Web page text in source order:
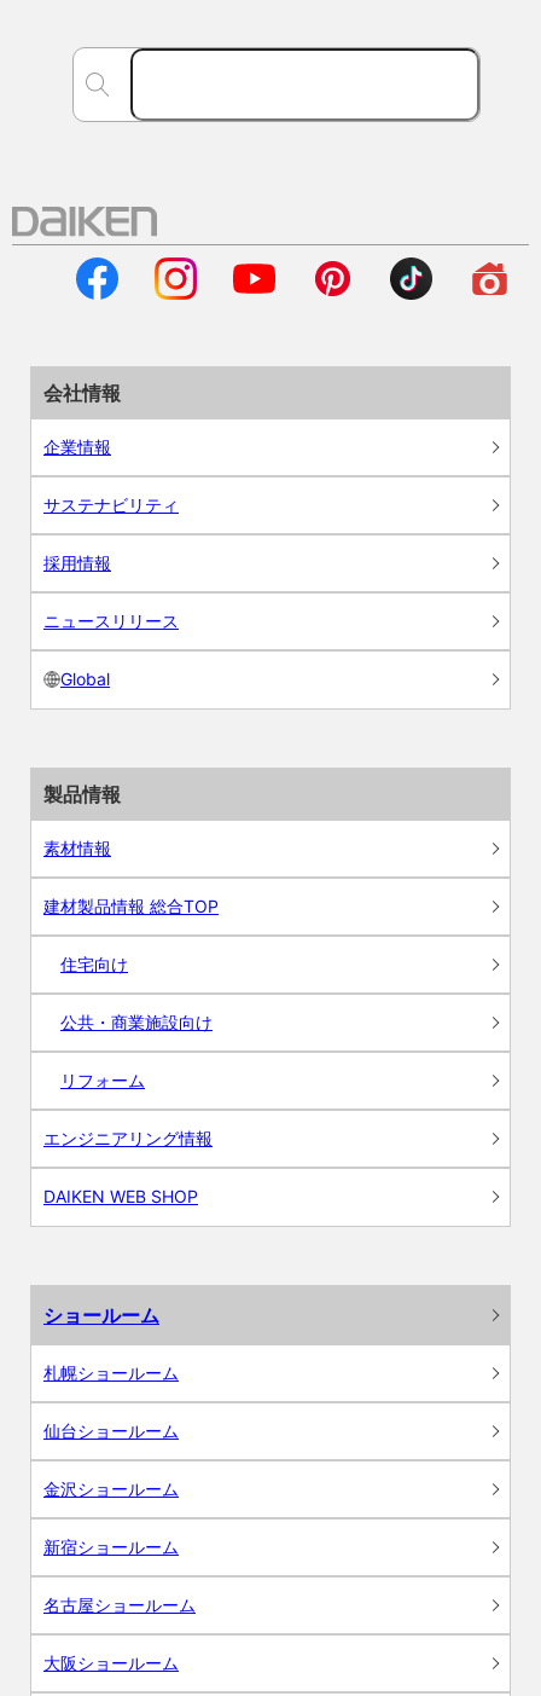
会社情報
企業情報
サステナビリティ
採用情報
ニュースリリース
Global
製品情報
素材情報
建材製品情報 総合TOP
住宅向け
公共・商業施設向け
リフォーム
エンジニアリング情報
DAIKEN WEB SHOP
ショールーム
札幌ショールーム
仙台ショールーム
金沢ショールーム
新宿ショールーム
名古屋ショールーム
大阪ショールーム